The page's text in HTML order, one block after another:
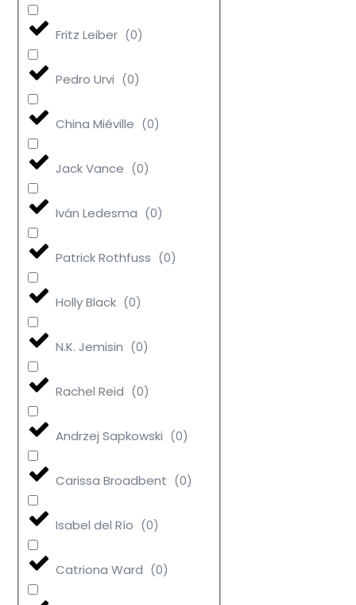
Fritz Leiber (0)
Pedro Urvi (0)
China Miéville (0)
Jack Vance (0)
Iván Ledesma (0)
Patrick Rothfuss (0)
Holly Black (0)
N.K. Jemisin (0)
Rachel Reid (0)
Andrzej Sapkowski (0)
Carissa Broadbent (0)
Isabel del Río (0)
Catriona Ward (0)